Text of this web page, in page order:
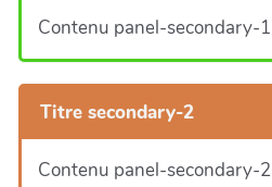
Contenu panel-secondary-1
Titre secondary-2
Contenu panel-secondary-2